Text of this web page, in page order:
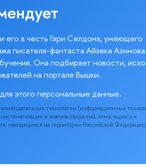
его в честь Гэри Селдона, умеющего
писателя-фантаста Айзека
Она подбирает новости,
на портале Вышки.
этого персональные данные.
технологии (информационные
и анализа сведений, относящихся к
находящихся на территории Российской